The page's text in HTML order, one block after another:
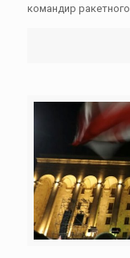
командир ракетного